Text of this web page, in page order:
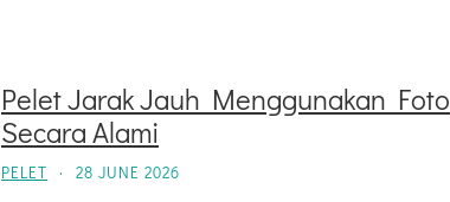
Pelet Jarak Jauh Menggunakan Foto
Secara Alami
PELET · 28 JUNE 2026